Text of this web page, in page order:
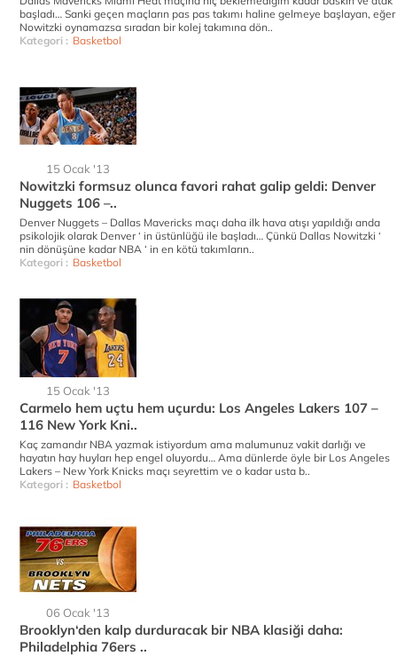
başladı… Sanki geçen maçların pas pas takımı haline gelmeye başlayan, eğer
Nowitzki oynamazsa sıradan bir kolej takımına dön..
Kategori : Basketbol
15 Ocak '13
Nowitzki formsuz olunca favori rahat galip geldi: Denver
Nuggets 106 –..
Denver Nuggets – Dallas Mavericks maçı daha ilk hava atışı yapıldığı anda
psikolojik olarak Denver ‘ in üstünlüğü ile başladı… Çünkü Dallas Nowitzki ‘
nin dönüşüne kadar NBA ‘ in en kötü takımların..
Kategori : Basketbol
15 Ocak '13
Carmelo hem uçtu hem uçurdu: Los Angeles Lakers 107 –
116 New York Kni..
Kaç zamandır NBA yazmak istiyordum ama malumunuz vakit darlığı ve
hayatın hay huyları hep engel oluyordu… Ama dünlerde öyle bir Los Angeles
Lakers – New York Knicks maçı seyrettim ve o kadar usta b..
Kategori : Basketbol
06 Ocak '13
Brooklyn‘den kalp durduracak bir NBA klasiği daha:
Philadelphia 76ers ..